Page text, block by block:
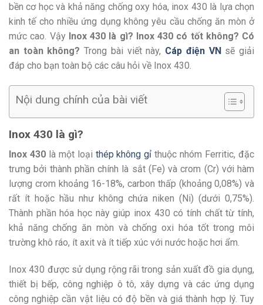
bền cơ học và khả năng chống oxy hóa, inox 430 là lựa chọn
kinh tế cho nhiều ứng dụng không yêu cầu chống ăn mòn ở
mức cao. Vậy Inox 430 là gì? Inox 430 có tốt không? Có
an toàn không? Trong bài viết này, Cáp điện VNsẽ giải
đáp cho bạn toàn bộ các câu hỏi về Inox 430.
Nội dung chính của bài viết
Inox 430 là gì?
Inox 430là một loại thép không gỉ thuộc nhóm Ferritic, đặc
trưng bởi thành phần chính là sắt (Fe) và crom (Cr) với hàm
lượng crom khoảng 16-18%, carbon thấp (khoảng 0,08%) và
rất ít hoặc hầu như không chứa niken (Ni) (dưới 0,75%).
Thành phần hóa học này giúp inox 430 có tính chất từ tính,
khả năng chống ăn mòn và chống oxi hóa tốt trong môi
trường khô ráo, ít axit và ít tiếp xúc với nước hoặc hơi ẩm.
Inox 430 được sử dụng rộng rãi trong sản xuất đồ gia dụng,
thiết bị bếp, công nghiệp ô tô, xây dựng và các ứng dụng
công nghiệp cần vật liệu có độ bền và giá thành hợp lý. Tuy